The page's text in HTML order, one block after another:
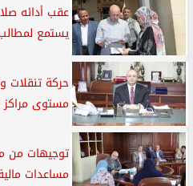
عقب أدائه
يستمع
حركة تنقلات
مستوى
توجيهات
مساعدات مالية